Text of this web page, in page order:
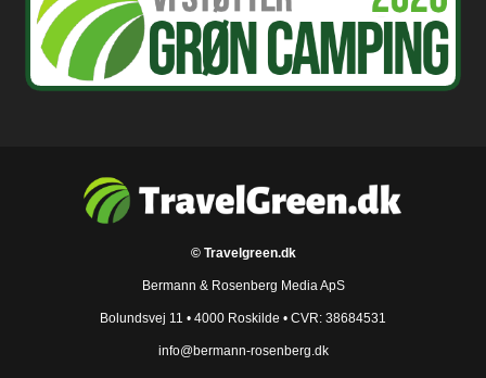
© Travelgreen.dk
Bermann & Rosenberg Media ApS
Bolundsvej 11 • 4000 Roskilde • CVR: 38684531
info@bermann-rosenberg.dk